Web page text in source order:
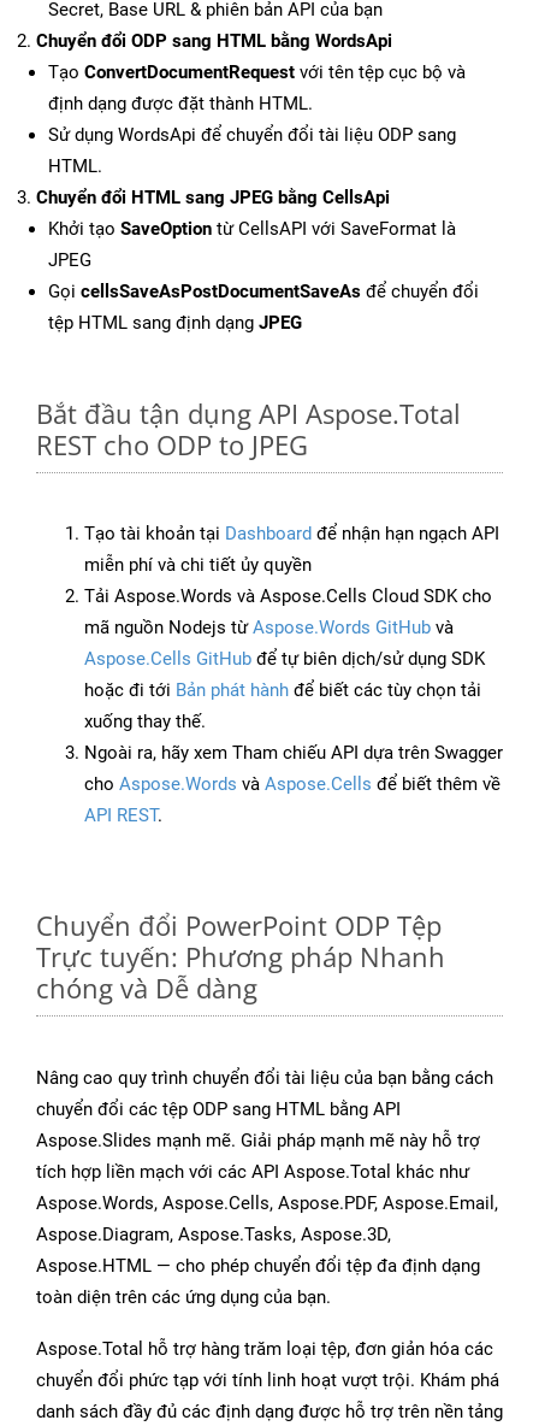
Secret, Base URL & phiên bản API của bạn
Chuyển đổi ODP sang HTML bằng WordsApi
Tạo ConvertDocumentRequest với tên tệp cục bộ và
định dạng được đặt thành HTML.
Sử dụng WordsApi để chuyển đổi tài liệu ODP sang
HTML.
Chuyển đổi HTML sang JPEG bằng CellsApi
Khởi tạo SaveOption từ CellsAPI với SaveFormat là
JPEG
Gọi cellsSaveAsPostDocumentSaveAs để chuyển đổi
tệp HTML sang định dạng JPEG
Bắt đầu tận dụng API Aspose.Total
REST cho ODP to JPEG
Tạo tài khoản tại Dashboard để nhận hạn ngạch API
miễn phí và chi tiết ủy quyền
Tải Aspose.Words và Aspose.Cells Cloud SDK cho
mã nguồn Nodejs từAspose.Words GitHub và
Aspose.Cells GitHub để tự biên dịch/sử dụng SDK
hoặc đi tới Bản phát hành để biết các tùy chọn tải
xuống thay thế.
Ngoài ra, hãy xem Tham chiếu API dựa trên Swagger
cho Aspose.Words và Aspose.Cells để biết thêm về
API REST.
Chuyển đổi PowerPoint ODP Tệp
Trực tuyến: Phương pháp Nhanh
chóng và Dễ dàng
Nâng cao quy trình chuyển đổi tài liệu của bạn bằng cách
chuyển đổi các tệp ODP sang HTML bằng API
Aspose.Slides mạnh mẽ. Giải pháp mạnh mẽ này hỗ trợ
tích hợp liền mạch với các API Aspose.Total khác như
Aspose.Words, Aspose.Cells, Aspose.PDF, Aspose.Email,
Aspose.Diagram, Aspose.Tasks, Aspose.3D,
Aspose.HTML — cho phép chuyển đổi tệp đa định dạng
toàn diện trên các ứng dụng của bạn.
Aspose.Total hỗ trợ hàng trăm loại tệp, đơn giản hóa các
chuyển đổi phức tạp với tính linh hoạt vượt trội. Khám phá
danh sách đầy đủ các định dạng được hỗ trợ trên nền tảng